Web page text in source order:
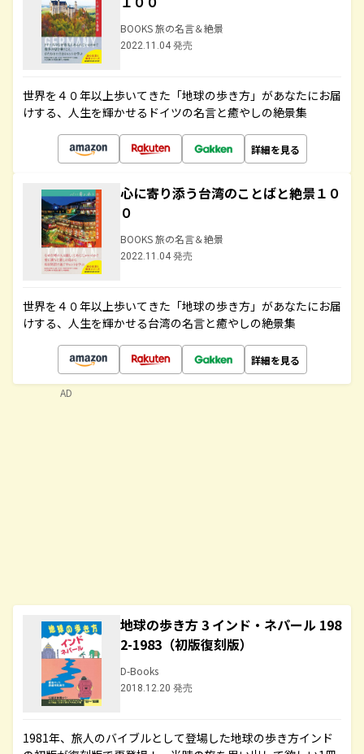
BOOKS 旅の名言＆絶景
2022.11.04 発売
世界を４０年以上歩いてきた「地球の歩き方」があなたにお届
けする、人生を輝かせるドイツの名言と癒やしの絶景集
詳細を見る
心に寄り添う台湾のことばと絶景１０
０
BOOKS 旅の名言＆絶景
2022.11.04 発売
世界を４０年以上歩いてきた「地球の歩き方」があなたにお届
けする、人生を輝かせる台湾の名言と癒やしの絶景集
詳細を見る
地球の歩き方 3 インド・ネパール 198
2-1983（初版復刻版）
D-Books
2018.12.20 発売
1981年、旅人のバイブルとして登場した地球の歩き方インド
AD